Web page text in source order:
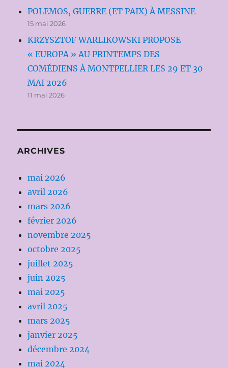
POLEMOS, GUERRE (ET PAIX) À MESSINE
15 mai 2026
KRZYSZTOF WARLIKOWSKI PROPOSE
« EUROPA » AU PRINTEMPS DES
COMÉDIENS À MONTPELLIER LES 29 ET 30
MAI 2026
11 mai 2026
ARCHIVES
mai 2026
avril 2026
mars 2026
février 2026
novembre 2025
octobre 2025
juillet 2025
juin 2025
mai 2025
avril 2025
mars 2025
janvier 2025
décembre 2024
mai 2024